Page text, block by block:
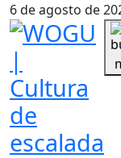
6 de agosto de